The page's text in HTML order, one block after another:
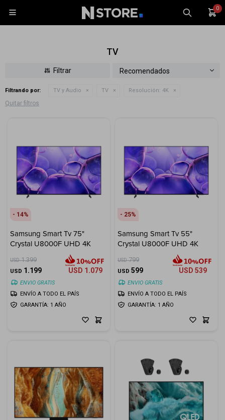
0

TV
Recomendados
Filtrando por: TV y Audio TV Resolución: 4K
Quitar filtros
14
Samsung Smart Tv 75"
Crystal U8000F UHD 4K
USD 1.399
USD 1.199 USD 1.079
ENVIO GRATIS
GARANTÍA: 1 AÑO
ENVÍO A TODO EL PAÍS
25
Samsung Smart Tv 55"
Crystal U8000F UHD 4K
USD 799
USD 599 USD 539
ENVIO GRATIS
GARANTÍA: 1 AÑO
ENVÍO A TODO EL PAÍS
TV y Audio
Electrodomésticos
Hogar
Marcas
Wearables
Accesorios
Monitores